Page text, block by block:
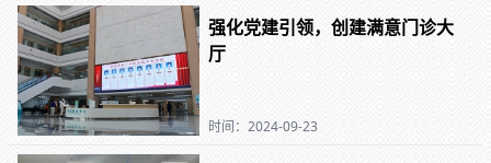
强化党建引领，创建满意门诊大
厅
时间：2024-09-23